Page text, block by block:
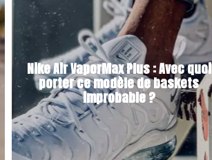
Nike Air VaporMax Plus : Avec quoi
porter ce modèle de baskets
improbable ?